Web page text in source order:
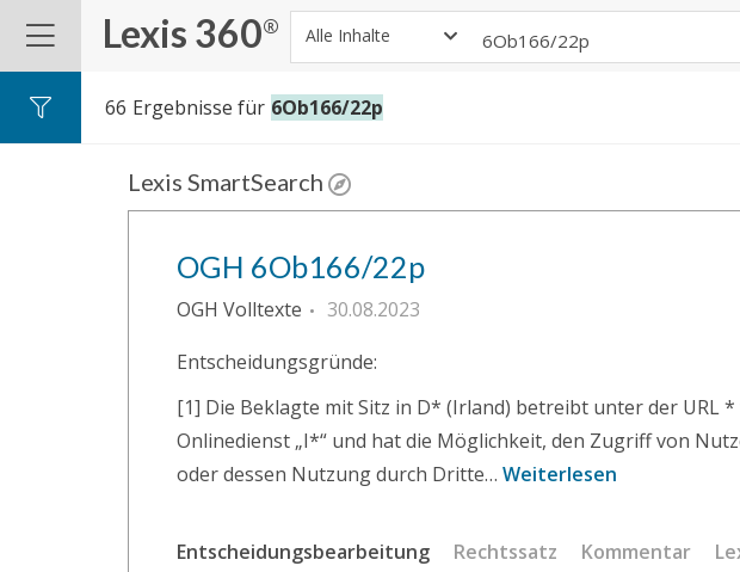
Lexis 360® Alle Inhalte
66 Ergebnisse für 6Ob166/22p
Lexis SmartSearch
OGH 6Ob166/22p
OGH Volltexte
30.08.2023
Entscheidungsgründe:
[1] Die Beklagte mit Sitz in D* (Irland) betreibt unter der URL
Onlinedienst „I*“ und hat die Möglichkeit, den Zugriff von
oder dessen Nutzung durch Dritte… Weiterlesen
Entscheidungsbearbeitung Rechtssatz Kommentar